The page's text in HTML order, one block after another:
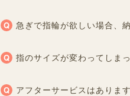
急ぎで指輪が欲しい場合、
指のサイズが変わってしま
アフターサービスはありま